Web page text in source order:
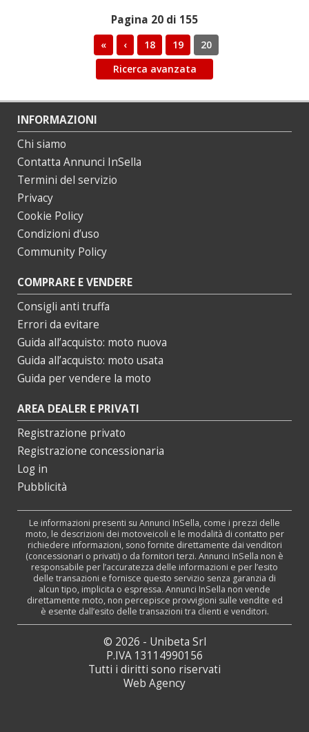
Pagina 20 di 155
« ‹ 18 19
20
Ricerca avanzata
INFORMAZIONI
Chi siamo
Contatta Annunci InSella
Termini del servizio
Privacy
Cookie Policy
Condizioni d’uso
Community Policy
COMPRARE E VENDERE
Consigli anti truffa
Errori da evitare
Guida all’acquisto: moto nuova
Guida all’acquisto: moto usata
Guida per vendere la moto
AREA DEALER E PRIVATI
Registrazione privato
Registrazione concessionaria
Log in
Pubblicità
Le informazioni presenti su Annunci InSella, come i prezzi delle
moto, le descrizioni dei motoveicoli e le modalità di contatto per
richiedere informazioni, sono fornite direttamente dai venditori
(concessionari o privati) o da fornitori terzi. Annunci InSella non è
responsabile per l’accuratezza delle informazioni e per l’esito
delle transazioni e fornisce questo servizio senza garanzia di
alcun tipo, implicita o espressa. Annunci InSella non vende
direttamente moto, non percepisce provvigioni sulle vendite ed
è esente dall’esito delle transazioni tra clienti e venditori.
© 2026 - Unibeta Srl
P.IVA 13114990156
Tutti i diritti sono riservati
Web Agency